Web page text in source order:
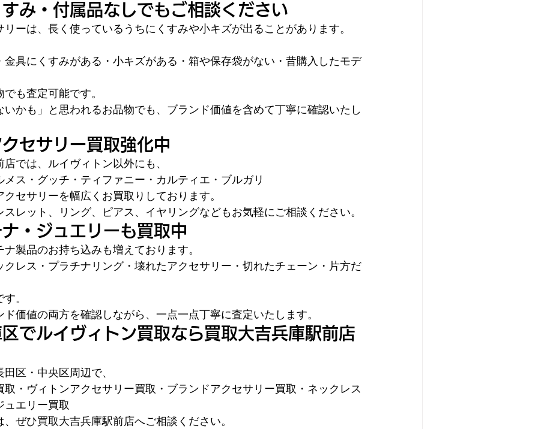
み・付属品なしでもご相談ください
リーは、長く使っているうちにくすみや小キズが出ることがあります。
金具にくすみがある・小キズがある・箱や保存袋がない・昔購入したモデ
も査定可能です。
いかも」と思われるお品物でも、ブランド価値を含めて丁寧に確認いたし
セサリー買取強化中
では、ルイヴィトン以外にも、
メス・グッチ・ティファニー・カルティエ・ブルガリ
セサリーを幅広くお買取りしております。
スレット、リング、ピアス、イヤリングなどもお気軽にご相談ください。
・ジュエリーも買取中
製品のお持ち込みも増えております。
クレス・プラチナリング・壊れたアクセサリー・切れたチェーン・片方だ
。
価値の両方を確認しながら、一点一点丁寧に査定いたします。
でルイヴィトン買取なら買取大吉兵庫駅前店
区・中央区周辺で、
取・ヴィトンアクセサリー買取・ブランドアクセサリー買取・ネックレス
ュエリー買取
、ぜひ買取大吉兵庫駅前店へご相談ください。